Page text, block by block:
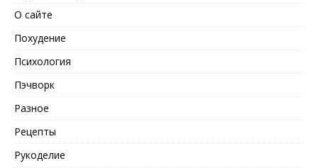
О сайте
Похудение
Психология
Пэчворк
Разное
Рецепты
Рукоделие